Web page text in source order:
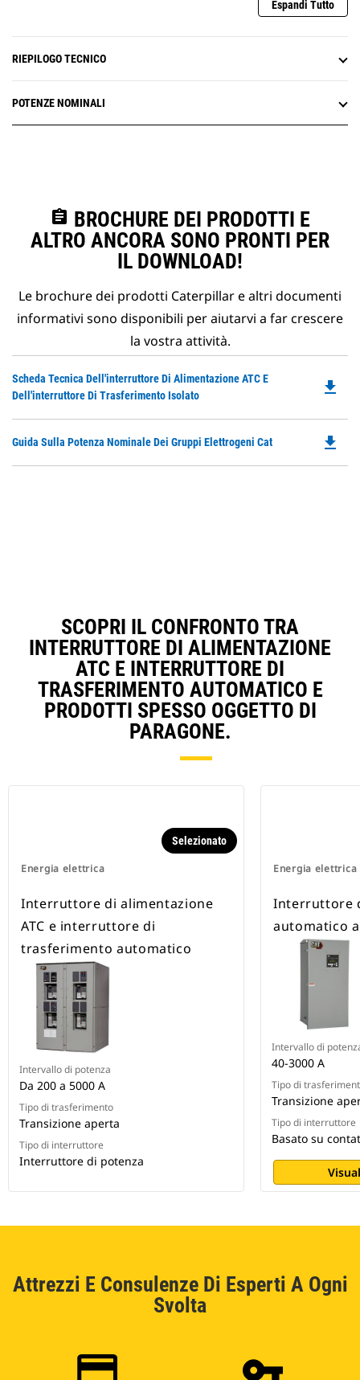
La durata della messa in parallelo delle sorgenti è
limitata a 100 msec o meno
Espandi Tutto
RIEPILOGO TECNICO
POTENZE NOMINALI
assignment BROCHURE DEI PRODOTTI E
ALTRO ANCORA SONO PRONTI PER
IL DOWNLOAD!
Le brochure dei prodotti Caterpillar e altri documenti
informativi sono disponibili per aiutarvi a far crescere
la vostra attività.
Scheda Tecnica Dell'interruttore Di Alimentazione ATC E
Dell'interruttore Di Trasferimento Isolato
file_download
Guida Sulla Potenza Nominale Dei Gruppi Elettrogeni Cat file_download
SCOPRI IL CONFRONTO TRA
INTERRUTTORE DI ALIMENTAZIONE
ATC E INTERRUTTORE DI
TRASFERIMENTO AUTOMATICO E
PRODOTTI SPESSO OGGETTO DI
PARAGONE.
Energia elettrica
Selezionato
Interruttore di alimentazione
ATC e interruttore di
trasferimento automatico
Intervallo di potenza
Da 200 a 5000 A
Tipo di trasferimento
Transizione aperta
Tipo di interruttore
Interruttore di potenza
Energia elettrica
Interruttore
automatico
Intervallo di
40-3000 A
Tipo di
Transizione
Tipo di interruttore
Basato su
Attrezzi E Consulenze Di Esperti A Ogni
Svolta